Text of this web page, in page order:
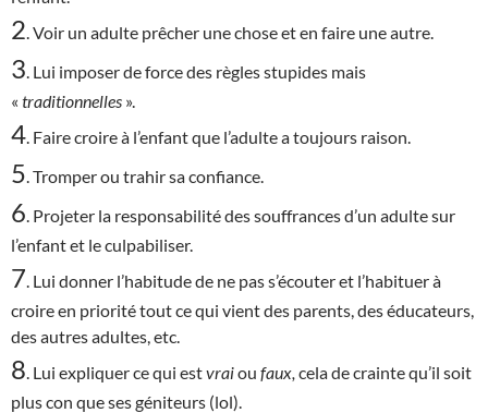
2 . Voir un adulte prêcher une chose et en faire une autre.
3 . Lui imposer de force des règles stupides mais
« traditionnelles ».
4 . Faire croire à l’enfant que l’adulte a toujours raison.
5 . Tromper ou trahir sa confiance.
6 . Projeter la responsabilité des souffrances d’un adulte sur
l’enfant et le culpabiliser.
7 . Lui donner l’habitude de ne pas s’écouter et l’habituer à
croire en priorité tout ce qui vient des parents, des éducateurs,
des autres adultes, etc.
8 . Lui expliquer ce qui estvraiou faux, cela de crainte qu’il soit
plus con que ses géniteurs (lol).